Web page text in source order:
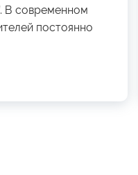
В современном
постоянно